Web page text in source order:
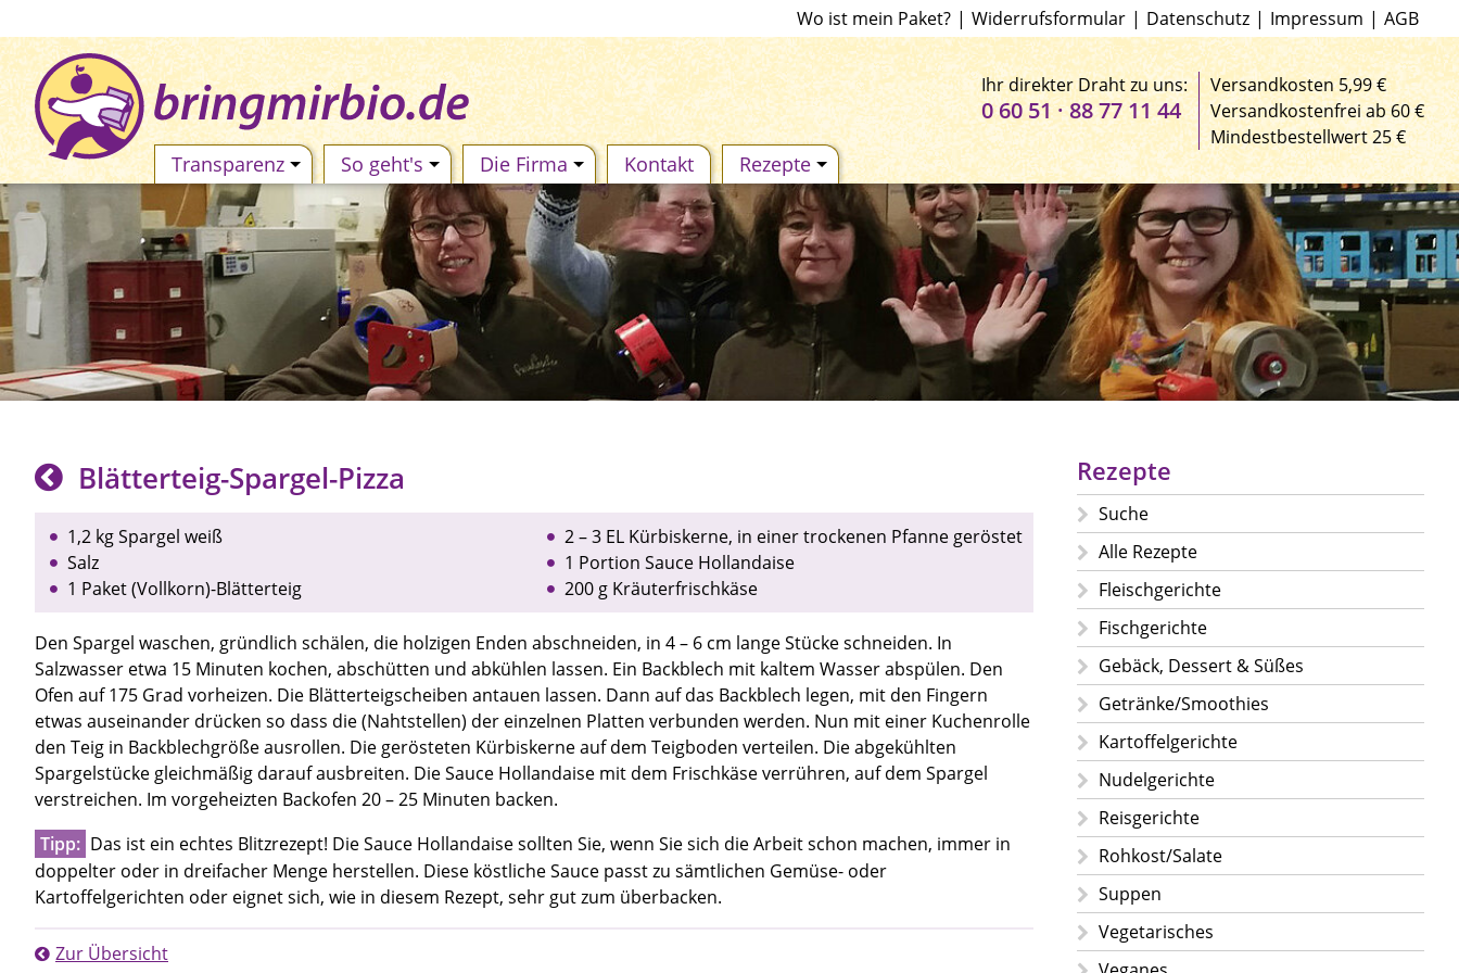
Wo ist mein Paket? | Widerrufsformular | Datenschutz | Impressum | AGB
Ihr direkter Draht zu uns:
0 60 51 · 88 77 11 44
Versandkosten 5,99 €
Versandkostenfrei ab 60 €
Mindestbestellwert 25 €
Transparenz So geht's Die Firma Kontakt Rezepte
Blätterteig-Spargel-Pizza
1,2 kg Spargel weiß
Salz
1 Paket (Vollkorn)-Blätterteig
2 – 3 EL Kürbiskerne, in einer trockenen Pfanne geröstet
1 Portion Sauce Hollandaise
200 g Kräuterfrischkäse
Den Spargel waschen, gründlich schälen, die holzigen Enden abschneiden, in 4 – 6 cm lange Stücke schneiden. In
Salzwasser etwa 15 Minuten kochen, abschütten und abkühlen lassen. Ein Backblech mit kaltem Wasser abspülen. Den
Ofen auf 175 Grad vorheizen. Die Blätterteigscheiben antauen lassen. Dann auf das Backblech legen, mit den Fingern
etwas auseinander drücken so dass die (Nahtstellen) der einzelnen Platten verbunden werden. Nun mit einer Kuchenrolle
den Teig in Backblechgröße ausrollen. Die gerösteten Kürbiskerne auf dem Teigboden verteilen. Die abgekühlten
Spargelstücke gleichmäßig darauf ausbreiten. Die Sauce Hollandaise mit dem Frischkäse verrühren, auf dem Spargel
verstreichen. Im vorgeheizten Backofen 20 – 25 Minuten backen.
Tipp: Das ist ein echtes Blitzrezept! Die Sauce Hollandaise sollten Sie, wenn Sie sich die Arbeit schon machen, immer in
doppelter oder in dreifacher Menge herstellen. Diese köstliche Sauce passt zu sämtlichen Gemüse- oder
Kartoffelgerichten oder eignet sich, wie in diesem Rezept, sehr gut zum überbacken.
Zur Übersicht
Rezepte
Suche
Alle Rezepte
Fleischgerichte
Fischgerichte
Gebäck, Dessert & Süßes
Getränke/Smoothies
Kartoffelgerichte
Nudelgerichte
Reisgerichte
Rohkost/Salate
Suppen
Vegetarisches